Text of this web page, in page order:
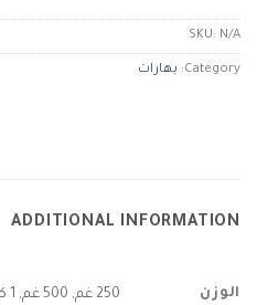
SKU: N/A
Category: بهارات
ADDITIONAL INFORMATION
الوزن 250 غم, 500 غم, 1 كيلو